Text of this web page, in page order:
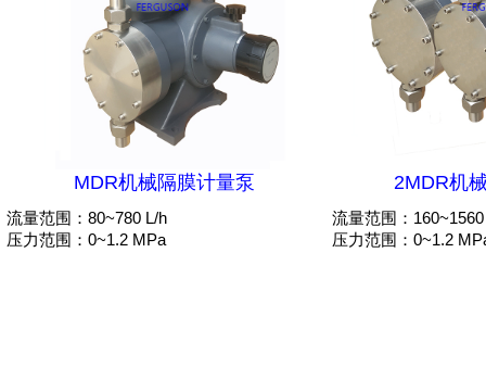
MDR机械隔膜计量泵
流量范围：80~780 L/h
压力范围：0~1.2 MPa
2MDR机
流量范围：
压力范围：0~1.2